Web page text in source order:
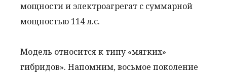
мощности и электроагрегат с суммарной
мощностью 114 л.с.
Модель относится к типу «мягких»
гибридов». Напомним, восьмое поколение